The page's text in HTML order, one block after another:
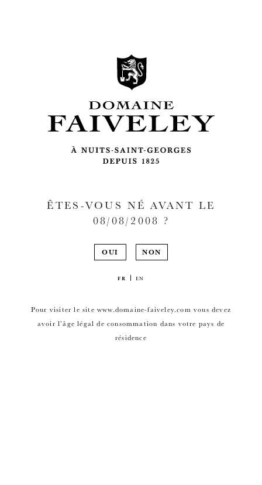
ÊTES-VOUS NÉ AVANT LE
08/08/2008 ?
OUI NON
FR EN
Pour visiter le site www.domaine-faiveley.com vous devez
avoir l’âge légal de consommation dans votre pays de
résidence